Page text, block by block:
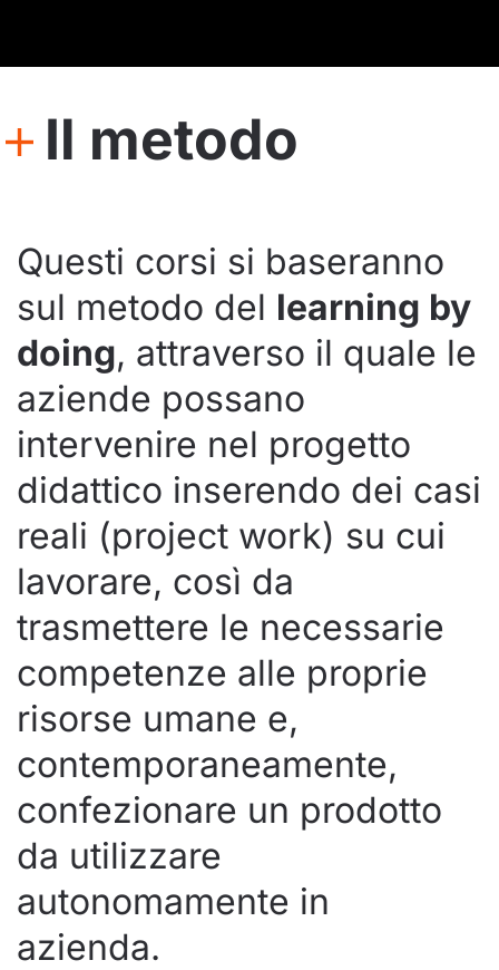
Il metodo
Questi corsi si baseranno
sul metodo del learning by
doing, attraverso il quale le
aziende possano
intervenire nel progetto
didattico inserendo dei casi
reali (project work) su cui
lavorare, così da
trasmettere le necessarie
competenze alle proprie
risorse umane e,
contemporaneamente,
confezionare un prodotto
da utilizzare
autonomamente in
azienda.